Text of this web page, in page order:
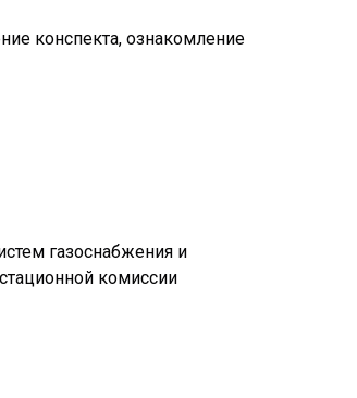
конспекта, ознакомление
газоснабжения и
комиссии